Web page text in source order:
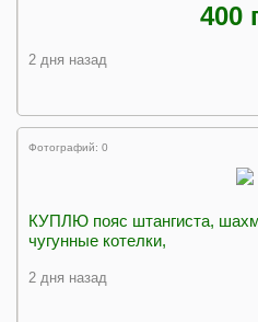
400
2 дня назад
Фотографий: 0
КУПЛЮ пояс штангиста,
чугунные котелки,
2 дня назад